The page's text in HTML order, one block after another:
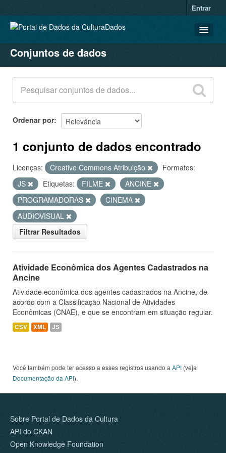
Entrar
CONJUNTOS DE DADOS
ORGANIZAÇÕES
GRUPOS
SOBRE
Conjuntos de dados
Ordenar por
1 conjunto de dados encontrado
Licenças: Creative Commons Atribuição
Formatos:
JS
Etiquetas: FILME
ANCINE
PROGRAMADORAS
CINEMA
AUDIOVISUAL
Filtrar Resultados
Atividade Econômica dos Agentes Cadastrados na
Ancine
Atividade econômica dos agentes cadastrados na Ancine, de
acordo com a Classificação Nacional de Atividades
Econômicas (CNAE), e que se encontram em situação regular.
CSV XML JS
Você também pode ter acesso a esses registros usando a API (veja
Documentação da API).
Sobre Portal de Dados da Cultura
API do CKAN
Open Knowledge Foundation